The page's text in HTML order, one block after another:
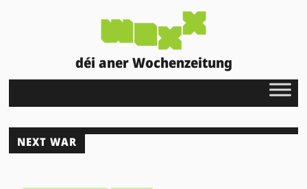
déi aner Wochenzeitung
NEXT WAR